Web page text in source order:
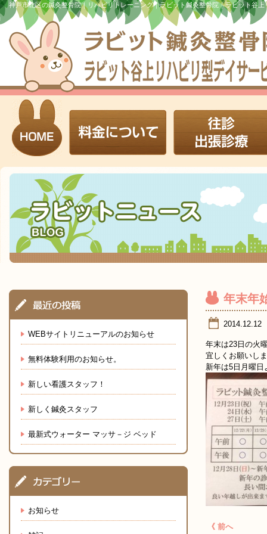
神戸市北区の鍼灸整骨院｜リハビリトレーニング｜ラビット鍼灸整骨院｜ラビット谷
WEBサイトリニューアルのお知らせ
無料体験利用のお知らせ。
新しい看護スタッフ！
新しく鍼灸スタッフ
最新式ウォーター マッサ－ジ ベッド
お知らせ
年末年
2014.12.12
年末は23日の火
宜しくお願いし
新年は5日月曜
《 前へ